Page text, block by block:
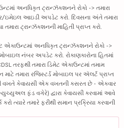
અનધિકૃત ટ્રાન્ઝૅક્શનને રોકો -> તમારા
ઇમેઇલ આઇડી અપડેટ કરો. દિવસના અંતે તમારા
ટ્રાન્ઝૅક્શનની માહિતી પ્રાપ્ત કરો.
એકાઉન્ટમાં અનધિકૃત ટ્રાન્ઝૅક્શનને રોકો ->
નંબર અપડેટ કરો. રોકાણકારોના હિતમાં
તરફથી તમારા ડિમેટ એકાઉન્ટમાં તમામ
તમારા રજિસ્ટર્ડ મોબાઇલ પર ઍલર્ટ પ્રાપ્ત
વખતે કેવાયસી એક વખતની કસરત છે - એકવાર
ફંડ વગેરે) દ્વારા કેવાયસી કરવામાં આવે
ત્યારે તમારે ફરીથી સમાન પ્રક્રિયા કરવાની